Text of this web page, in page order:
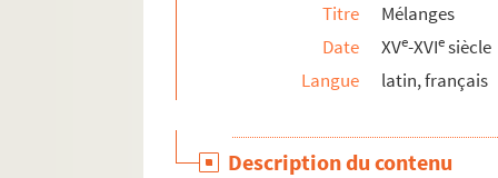
Titre
Mélanges
Date
XVe-XVIesiècle
Langue
latin, français
Description du contenu